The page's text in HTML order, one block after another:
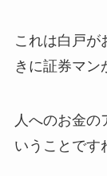
これは白戸が
きに証券マン
人へのお金の
いうことです